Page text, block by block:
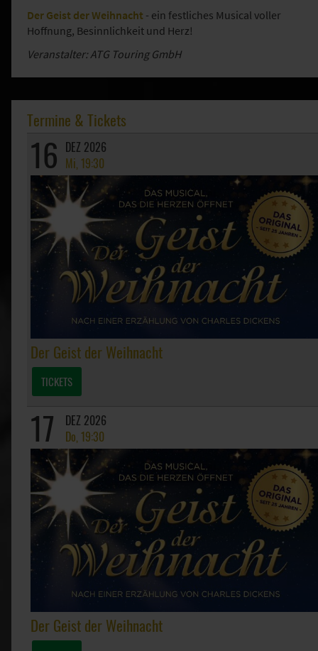
Der Geist der Weihnacht - ein festliches Musical voller
Hoffnung, Besinnlichkeit und Herz!
Veranstalter: ATG Touring GmbH
Termine & Tickets
16 DEZ 2026
Mi, 19:30
Der Geist der Weihnacht
TICKETS
17
DEZ 2026
Do, 19:30
Der Geist der Weihnacht